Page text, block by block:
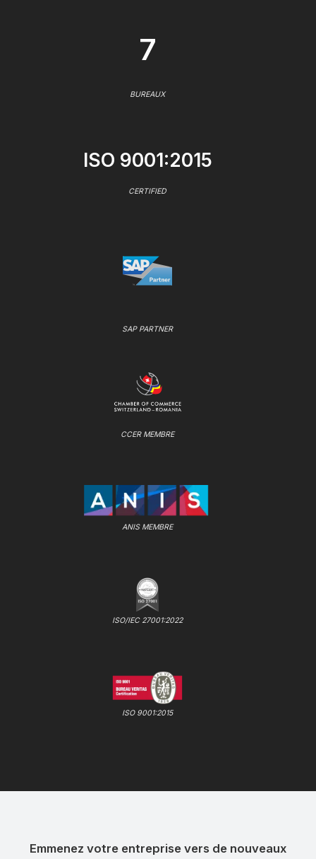
7
BUREAUX
ISO 9001:2015
CERTIFIED
SAP PARTNER
CCER MEMBRE
ANIS MEMBRE
ISO/IEC 27001:2022
ISO 9001:2015
Emmenez votre entreprise vers de nouveaux